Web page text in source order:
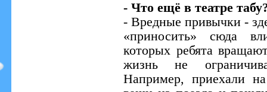
- Что ещё в театре
- Вредные привычки -
«приносить» сюда
которых ребята
жизнь не
Например, приехали